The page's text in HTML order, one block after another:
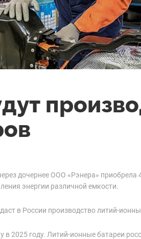
дочернее ООО «Рэнера»
энергии различной емкости.
в России производство литий-
в 2025 году. Литий-ионные батареи